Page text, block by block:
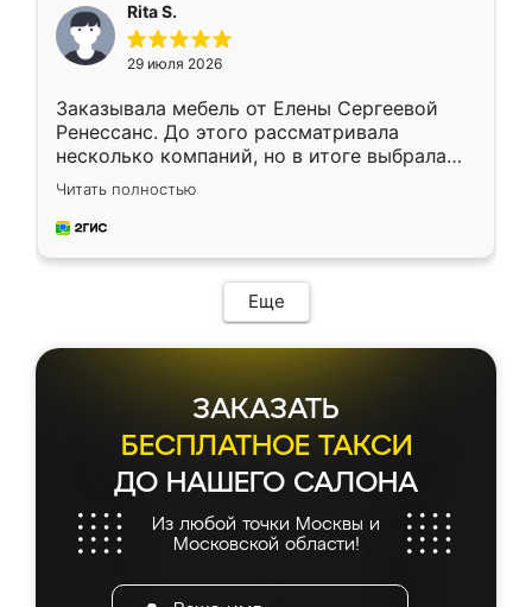
Rita S.
29 июля 2026
Заказывала мебель от Елены Сергеевой
Ренессанс. До этого рассматривала
несколько компаний, но в итоге выбрала
эту. Сначала обговорили условия, потом
приехал замерщик, всё спокойно объяснил
и снял размеры. Изготовили в срок, с
мебель сразу встала на свое место без
каких-либо доработок. Качеством осталась
довольна, все выглядит так, как и ожидала.
Читать полностью
Еще
ЗАКАЗАТЬ
БЕСПЛАТНОЕ ТАКСИ
ДО НАШЕГО САЛОНА
Из любой точки Москвы и
Московской области!